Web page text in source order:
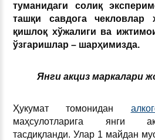
туманидаги солиқ
ташқи савдога чекловлар
қишлоқ хўжалиги ва
ўзгаришлар – шарҳимизда.
Янги акциз маркалари
Ҳукумат томонидан
маҳсулотларига янги
тасдиқланди. Улар 1 майдан